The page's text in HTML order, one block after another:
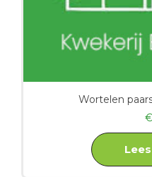
Wortelen
€